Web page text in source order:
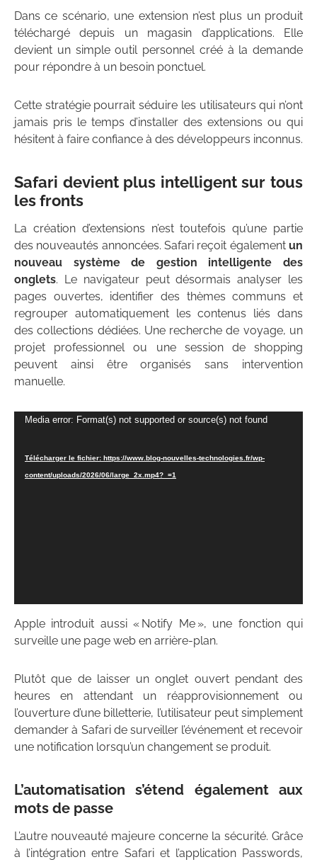
Dans ce scénario, une extension n’est plus un produit
téléchargé depuis un magasin d’applications. Elle
devient un simple outil personnel créé à la demande
pour répondre à un besoin ponctuel.
Cette stratégie pourrait séduire les utilisateurs qui n’ont
jamais pris le temps d’installer des extensions ou qui
hésitent à faire confiance à des développeurs inconnus.
Safari devient plus intelligent sur tous
les fronts
La création d’extensions n’est toutefois qu’une partie
des nouveautés annoncées. Safari reçoit également un
nouveau système de gestion intelligente des
onglets. Le navigateur peut désormais analyser les
pages ouvertes, identifier des thèmes communs et
regrouper automatiquement les contenus liés dans
des collections dédiées. Une recherche de voyage, un
projet professionnel ou une session de shopping
peuvent ainsi être organisés sans intervention
manuelle.
Lecteur
Media error: Format(s) not supported or source(s) not found
Télécharger le fichier: https://www.blog-nouvelles-technologies.fr/wp-
content/uploads/2026/06/large_2x.mp4?_=1
Apple introduit aussi « Notify Me », une fonction qui
surveille une page web en arrière-plan.
Plutôt que de laisser un onglet ouvert pendant des
heures en attendant un réapprovisionnement ou
l’ouverture d’une billetterie, l’utilisateur peut simplement
demander à Safari de surveiller l’événement et recevoir
une notification lorsqu’un changement se produit.
L’automatisation s’étend également aux
mots de passe
L’autre nouveauté majeure concerne la sécurité. Grâce
à l’intégration entre Safari et l’application Passwords,